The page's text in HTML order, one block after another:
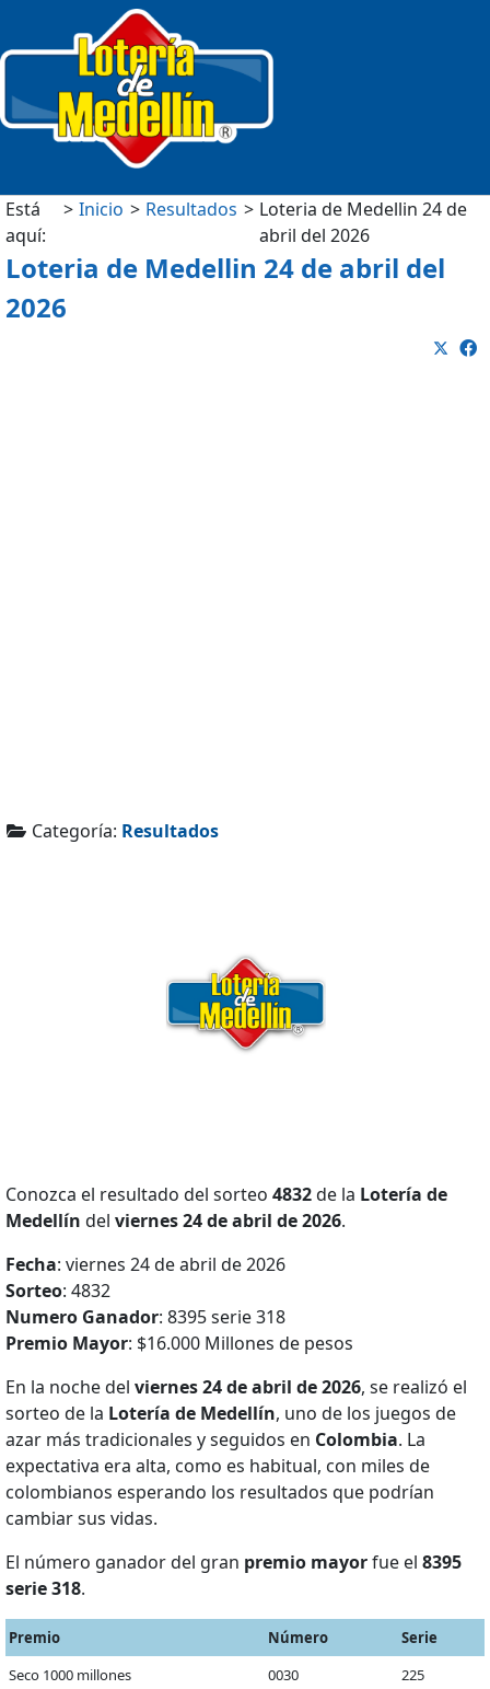
Está
aquí:
Inicio Resultados
Loteria de Medellin 24 de
abril del 2026
Loteria de Medellin 24 de abril del
2026
Categoría: Resultados
Conozca el resultado del sorteo 4832de la Lotería de
Medellín del viernes 24 de abril de 2026.
Fecha: viernes 24 de abril de 2026
Sorteo: 4832
Numero Ganador: 8395 serie 318
Premio Mayor: $16.000 Millones de pesos
En la noche del viernes 24 de abril de 2026, se realizó el
sorteo de la Lotería de Medellín, uno de los juegos de
azar más tradicionales y seguidos en Colombia. La
expectativa era alta, como es habitual, con miles de
colombianos esperando los resultados que podrían
cambiar sus vidas.
El número ganador del gran premio mayorfue el 8395
serie 318.
Premio Número
Serie
Seco 1000 millones
0030
225